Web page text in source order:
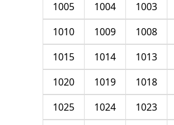
1003
1004
1005
1008
1009
1010
1013
1014
1015
1018
1019
1020
1023
1024
1025